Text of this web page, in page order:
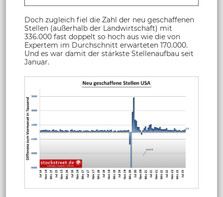
Doch zugleich fiel die Zahl der neu geschaffenen
Stellen (außerhalb der Landwirtschaft) mit
336.000 fast doppelt so hoch aus wie die von
Expertem im Durchschnitt erwarteten 170.000.
Und es war damit der stärkste Stellenaufbau seit
Januar.